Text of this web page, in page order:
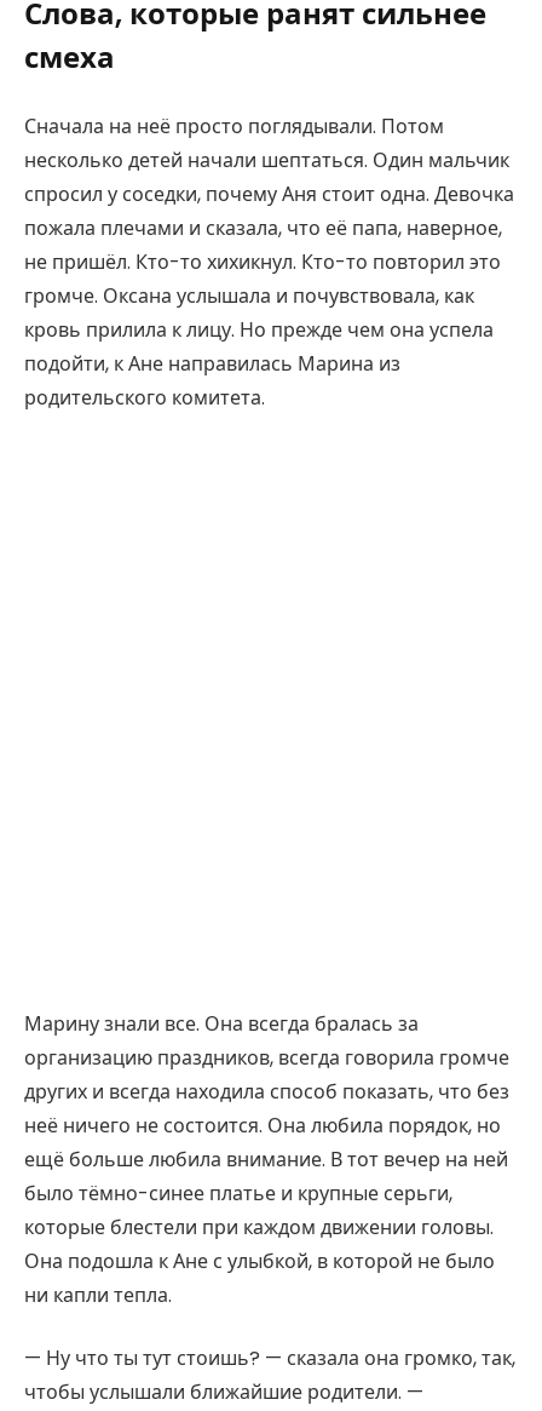
Слова, которые ранят сильнее
смеха
Сначала на неё просто поглядывали. Потом
несколько детей начали шептаться. Один мальчик
спросил у соседки, почему Аня стоит одна. Девочка
пожала плечами и сказала, что её папа, наверное,
не пришёл. Кто-то хихикнул. Кто-то повторил это
громче. Оксана услышала и почувствовала, как
кровь прилила к лицу. Но прежде чем она успела
подойти, к Ане направилась Марина из
родительского комитета.
Марину знали все. Она всегда бралась за
организацию праздников, всегда говорила громче
других и всегда находила способ показать, что без
неё ничего не состоится. Она любила порядок, но
ещё больше любила внимание. В тот вечер на ней
было тёмно-синее платье и крупные серьги,
которые блестели при каждом движении головы.
Она подошла к Ане с улыбкой, в которой не было
ни капли тепла.
— Ну что ты тут стоишь? — сказала она громко, так,
чтобы услышали ближайшие родители. —